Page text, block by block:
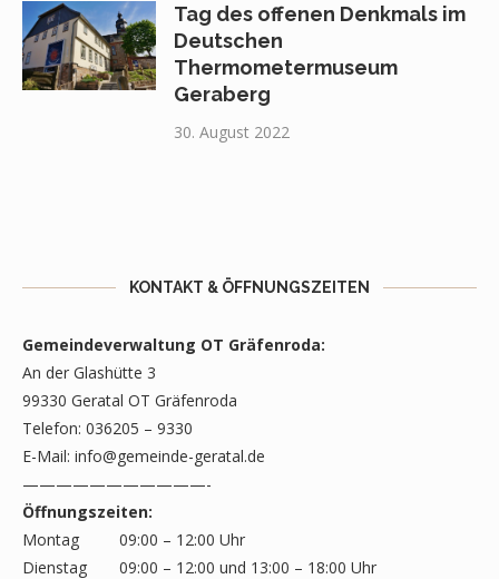
Tag des offenen Denkmals im
Deutschen
Thermometermuseum
Geraberg
30. August 2022
KONTAKT & ÖFFNUNGSZEITEN
Gemeindeverwaltung OT Gräfenroda:
An der Glashütte 3
99330 Geratal OT Gräfenroda
Telefon: 036205 – 9330
E-Mail: info@gemeinde-geratal.de
———————————-
Öffnungszeiten:
Montag
09:00 – 12:00 Uhr
Dienstag
09:00 – 12:00 und 13:00 – 18:00 Uhr